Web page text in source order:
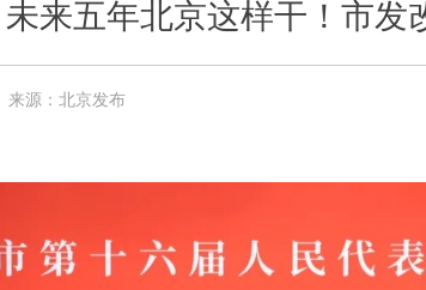
未来五年北京这样干！市
来源：北京发布